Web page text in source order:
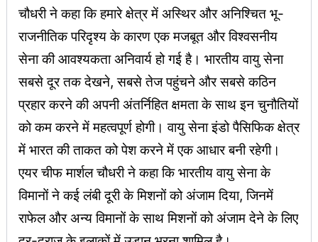
चौधरी ने कहा कि हमारे क्षेत्र में अस्थिर और अनिश्चित भू-
राजनीतिक परिदृश्य के कारण एक मजबूत और विश्वसनीय
सेना की आवश्यकता अनिवार्य हो गई है। भारतीय वायु सेना
सबसे दूर तक देखने, सबसे तेज पहुंचने और सबसे कठिन
प्रहार करने की अपनी अंतर्निहित क्षमता के साथ इन चुनौतियों
को कम करने में महत्वपूर्ण होगी। वायु सेना इंडो पैसिफिक क्षेत्र
में भारत की ताकत को पेश करने में एक आधार बनी रहेगी।
एयर चीफ मार्शल चौधरी ने कहा कि भारतीय वायु सेना के
विमानों ने कई लंबी दूरी के मिशनों को अंजाम दिया, जिनमें
राफेल और अन्य विमानों के साथ मिशनों को अंजाम देने के लिए